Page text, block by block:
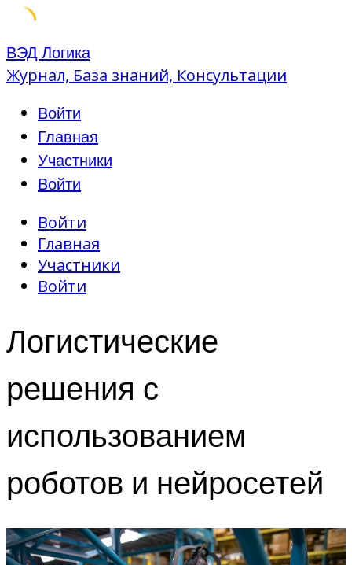
Skip
to
ВЭД Логика
Журнал, База знаний, Консультации
Войти
Главная
Участники
Войти
Войти
Главная
Участники
Войти
Логистические
решения с
использованием
роботов и нейросетей